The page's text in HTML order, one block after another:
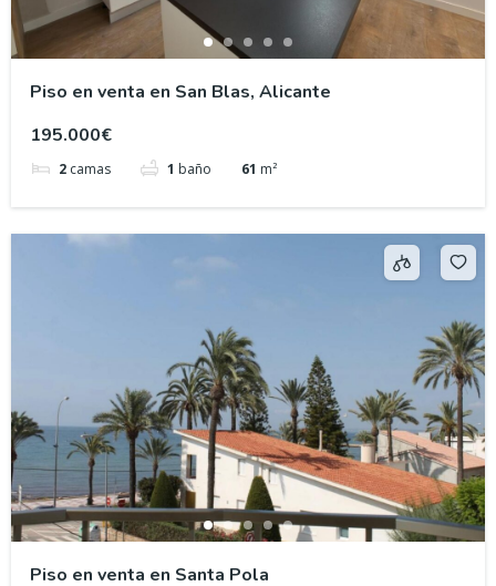
Piso en venta en San Blas, Alicante
195.000€
2 camas 1 baño 61 m²
Piso en venta en Santa Pola